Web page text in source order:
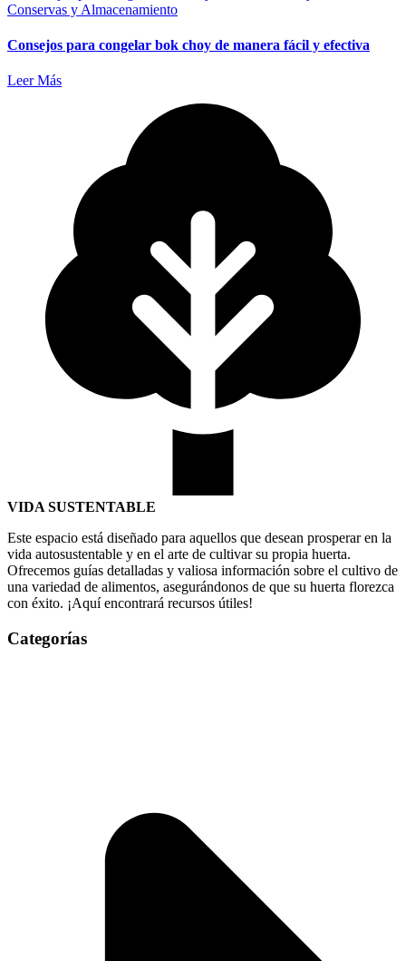
Conservas y Almacenamiento
Consejos para congelar bok choy de manera fácil y efectiva
Leer Más
VIDA SUSTENTABLE
Este espacio está diseñado para aquellos que desean prosperar en la
vida autosustentable y en el arte de cultivar su propia huerta.
Ofrecemos guías detalladas y valiosa información sobre el cultivo de
una variedad de alimentos, asegurándonos de que su huerta florezca
con éxito. ¡Aquí encontrará recursos útiles!
Categorías